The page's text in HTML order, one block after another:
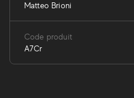
Matteo Brioni
Code produit
A7Cr